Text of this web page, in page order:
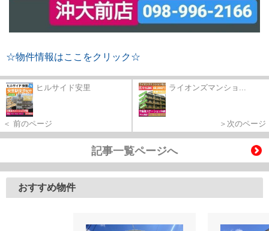
☆物件情報はここをクリック☆
ヒルサイド安里
＜ 前のページ
ライオンズマンショ...
＞次のページ
記事一覧ページへ
おすすめ物件